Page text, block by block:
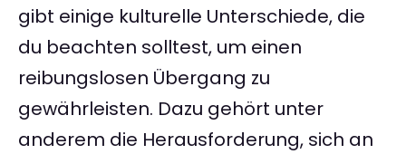
gibt einige kulturelle Unterschiede, die
du beachten solltest, um einen
reibungslosen Übergang zu
gewährleisten. Dazu gehört unter
anderem die Herausforderung, sich an